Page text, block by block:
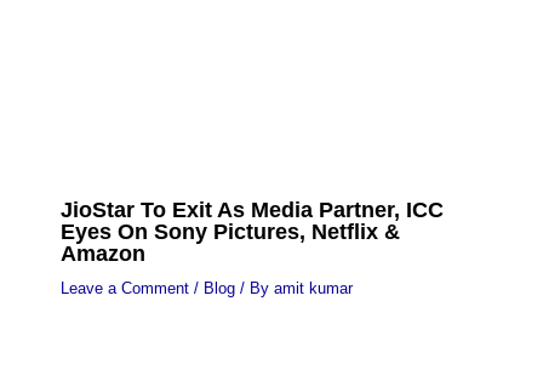
JioStar To Exit As Media Partner, ICC
Eyes On Sony Pictures, Netflix &
Amazon
Leave a Comment / Blog/ By amit kumar